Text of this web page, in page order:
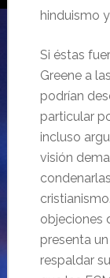
hinduismo
Si éstas
Greene a
podrían
particular
incluso
visión
objeciones
presenta
respaldar